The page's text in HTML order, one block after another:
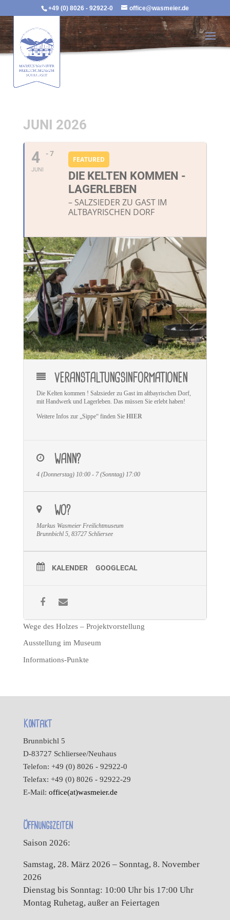
+49 (0) 8026 - 92922-0 office@wasmeier.de
JUNI 2026
4
JUNI
- 7
FEATURED
DIE KELTEN KOMMEN -
LAGERLEBEN
– SALZSIEDER ZU GAST IM
ALTBAYRISCHEN DORF
VERANSTALTUNGSINFORMATIONEN
Die Kelten kommen ! Salzsieder zu Gast im altbayrischen Dorf,
mit Handwerk und Lagerleben. Das müssen Sie erlebt haben!
Weitere Infos zur „Sippe“ finden Sie HIER
WANN?
4 (Donnerstag) 10:00 - 7 (Sonntag) 17:00
WO?
Markus Wasmeier Freilichtmuseum
Brunnbichl 5, 83727 Schliersee
KALENDER GOOGLECAL
Wege des Holzes – Projektvorstellung
Ausstellung im Museum
Informations-Punkte
Kontakt
Brunnbichl 5
D-83727 Schliersee/Neuhaus
Telefon: +49 (0) 8026 - 92922-0
Telefax: +49 (0) 8026 - 92922-29
E-Mail: office(at)wasmeier.de
Öffnungszeiten
Saison 2026:
Samstag, 28. März 2026 – Sonntag, 8. November
2026
Dienstag bis Sonntag: 10:00 Uhr bis 17:00 Uhr
Montag Ruhetag, außer an Feiertagen